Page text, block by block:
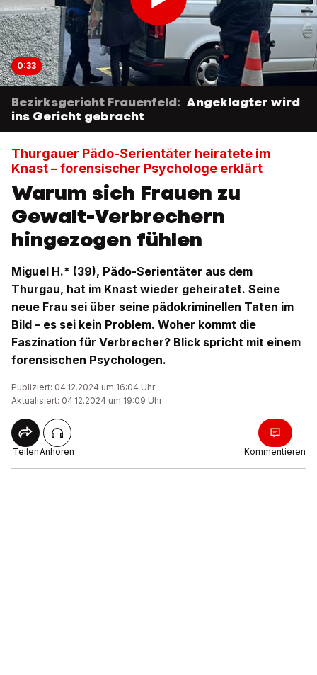
0:33
Bezirksgericht Frauenfeld: Angeklagter wird
ins Gericht gebracht
Thurgauer Pädo-Serientäter heiratete im
Knast – forensischer Psychologe erklärt
Warum sich Frauen zu
Gewalt-Verbrechern
hingezogen fühlen
Miguel H.* (39), Pädo-Serientäter aus dem
Thurgau, hat im Knast wieder geheiratet. Seine
neue Frau sei über seine pädokriminellen Taten im
Bild – es sei kein Problem. Woher kommt die
Faszination für Verbrecher? Blick spricht mit einem
forensischen Psychologen.
Publiziert: 04.12.2024 um 16:04 Uhr
Aktualisiert: 04.12.2024 um 19:09 Uhr
TeilenAnhören Kommentieren